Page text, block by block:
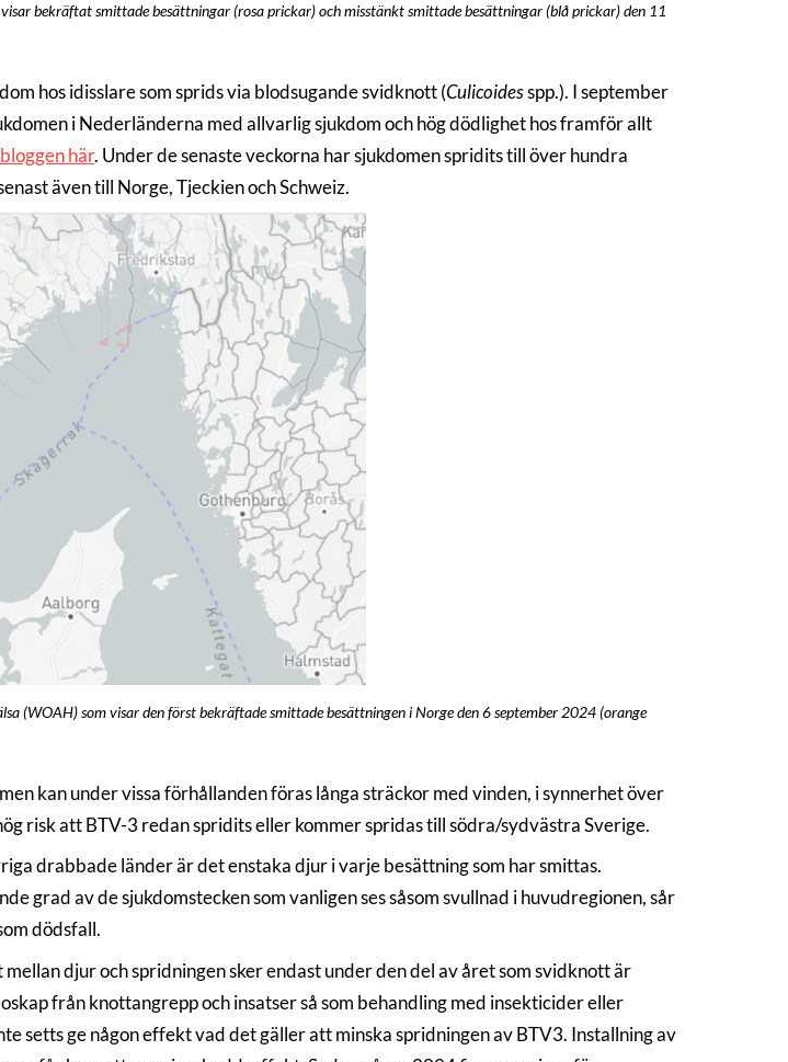
bekräftat smittade besättningar (rosa prickar) och misstänkt smittade besättningar (blå prickar) den 11
hos idisslare som sprids via blodsugande svidknott (Culicoidesspp.). I september
i Nederländerna med allvarlig sjukdom och hög dödlighet hos framför allt
här. Under de senaste veckorna har sjukdomen spridits till över hundra
även till Norge, Tjeckien och Schweiz.
(WOAH) som visar den först bekräftade smittade besättningen i Norge den 6 september 2024 (orange
kan under vissa förhållanden föras långa sträckor med vinden, i synnerhet över
risk att BTV-3 redan spridits eller kommer spridas till södra/sydvästra Sverige.
drabbade länder är det enstaka djur i varje besättning som har smittas.
grad av de sjukdomstecken som vanligen ses såsom svullnad i huvudregionen, sår
dödsfall.
djur och spridningen sker endast under den del av året som svidknott är
från knottangrepp och insatser så som behandling med insekticider eller
setts ge någon effekt vad det gäller att minska spridningen av BTV3. Installning av